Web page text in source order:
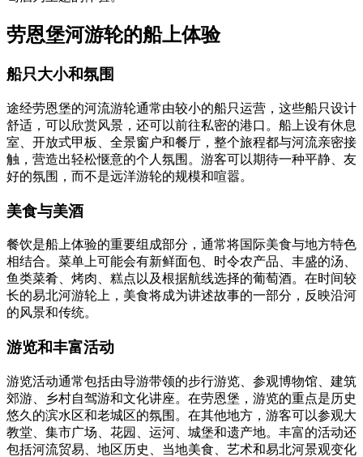
劳恩堡河游轮的船上体验
船只大小和氛围
途经劳恩堡的河流游轮通常由较小的船只运营，这些船只设计
舒适，可以欣赏风景，还可以前往私密的港口。船上设有休息
室、开放式甲板、全景窗户和餐厅，整个旅程都与河流亲密接
触，营造出轻松惬意的个人氛围。游客可以期待一种平静、友
好的氛围，而不是远洋游轮的规模和喧嚣。
美食与美酒
餐饮是船上体验的重要组成部分，通常将国际美食与地方特色
相结合。菜单上可能会有新鲜面包、时令农产品、丰盛的汤、
鱼类菜肴、烤肉、糕点以及根据航线选择的葡萄酒。在时间较
长的易北河游轮上，美食将成为讲述故事的一部分，反映沿河
的风景和传统。
游览和丰富活动
游览活动通常包括由导游带领的步行游览、参观博物馆、建筑
郊游、乡村自驾游和文化讲座。在劳恩堡，游览的重点是历史
悠久的滨水区和老城区的氛围。在其他地方，游客可以参观大
教堂、集市广场、花园、运河、城堡和遗产地。丰富的活动还
包括河流贸易、地区历史、当地美食、艺术和易北河景观变化